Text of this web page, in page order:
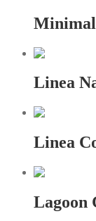
Linea
Linea
Lagoon